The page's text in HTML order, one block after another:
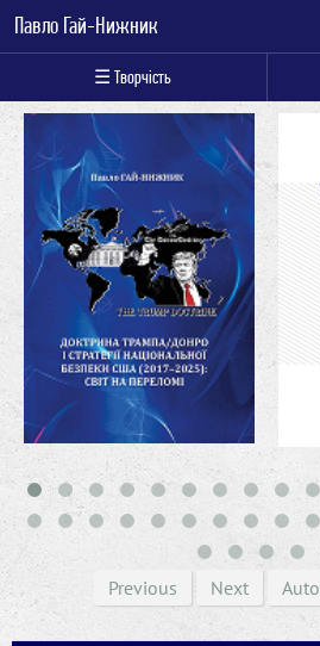
Павло Гай-Нижник
☰ Творчість
Previous Next